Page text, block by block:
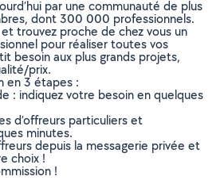
par une communauté de plus
dont 300 000 professionnels.
trouvez proche de chez vous un
pour réaliser toutes vos
besoin aux plus grands projets,
prix.
en 3 étapes :
: indiquez votre besoin en quelques
d’offreurs particuliers et
minutes.
depuis la messagerie privée et
choix !
!